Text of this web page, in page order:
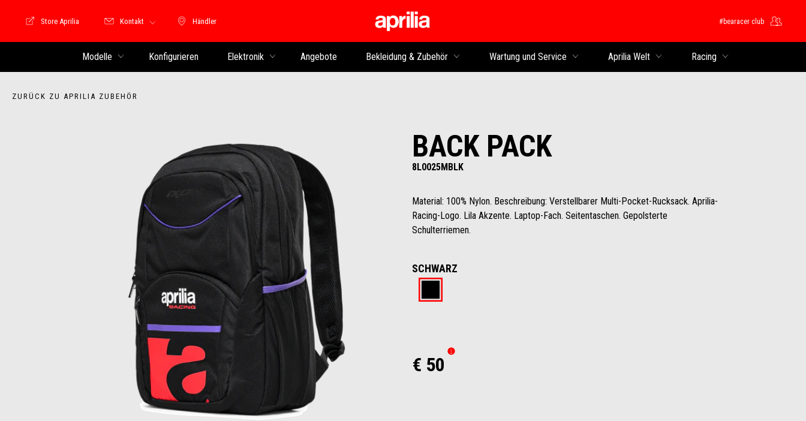
Händler
Händler
Store Motoguzzi
Store Aprilia Kontakt #bearacer club
Modelle Konfigurieren Elektronik Angebote Bekleidung & Zubehör Wartung und Service Aprilia Welt Racing
ZURÜCK ZU APRILIA ZUBEHÖR
BACK PACK
8L0025MBLK
Material: 100% Nylon. Beschreibung: Verstellbarer Multi-Pocket-Rucksack. Aprilia-
Racing-Logo. Lila Akzente. Laptop-Fach. Seitentaschen. Gepolsterte
Schulterriemen.
SCHWARZ
€ 50